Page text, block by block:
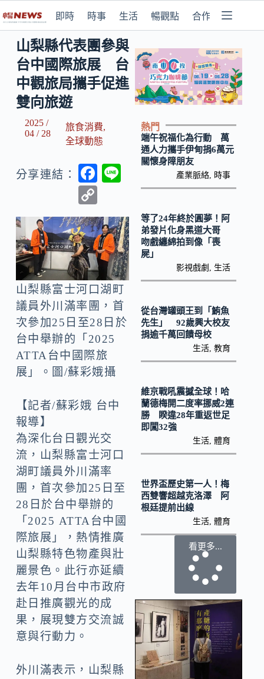
即時 時事 生活 暢觀點 合作媒體
山梨縣代表團參與
台中國際旅展 台
中觀旅局攜手促進
雙向旅遊
2025 /
04 / 28
旅食消費,
全球動態
分享連結：
F
b
o
o
k
o
p
y
Li
n
k
山梨縣富士河口湖町
議員外川滿率團，首
次參加25日至28日於
台中舉辦的「2025
ATTA台中國際旅
展」。圖/蘇彩娥攝
【記者/蘇彩娥 台中
報導】
為深化台日觀光交
流，山梨縣富士河口
湖町議員外川滿率
團，首次參加25日至
28日於台中舉辦的
「2025 ATTA台中國
際旅展」，熱情推廣
山梨縣特色物產與壯
麗景色。此行亦延續
去年10月台中市政府
赴日推廣觀光的成
果，展現雙方交流誠
意與行動力。
外川滿表示，山梨縣
熱門
端午祝福化為行動 萬
通人力攜手伊甸捐6萬元
關懷身障朋友
產業脈絡 時事
等了24年終於圓夢！阿
弟發片化身黑道大哥
吻戲纏綿拍到像「喪
屍」
影視戲劇 生活
從台灣罐頭王到「鮪魚
先生」 92歲興大校友
捐逾千萬回饋母校
生活 ,教育
維京戰吼震撼全球！哈
蘭德梅開二度率挪威2連
勝 睽違28年重返世足
即闖32強
生活 ,體育
世界盃歷史第一人！梅
西雙響超越克洛澤 阿
根廷提前出線
生活 ,體育
看更多...